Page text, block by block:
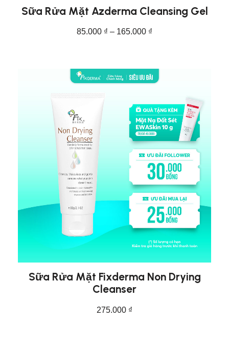
Sữa Rửa Mặt Azderma Cleansing Gel
85.000 ₫ – 165.000 ₫
Sữa Rửa Mặt Fixderma Non Drying
Cleanser
275.000 ₫